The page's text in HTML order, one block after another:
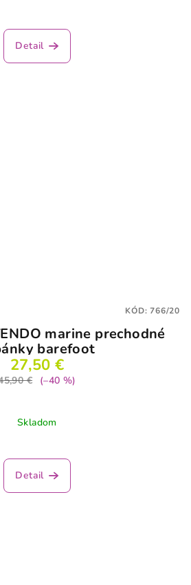
Detail
marine prechodné
barefoot
27,50 €
€
(–40 %)
Skladom
Detail
KÓD:766/20